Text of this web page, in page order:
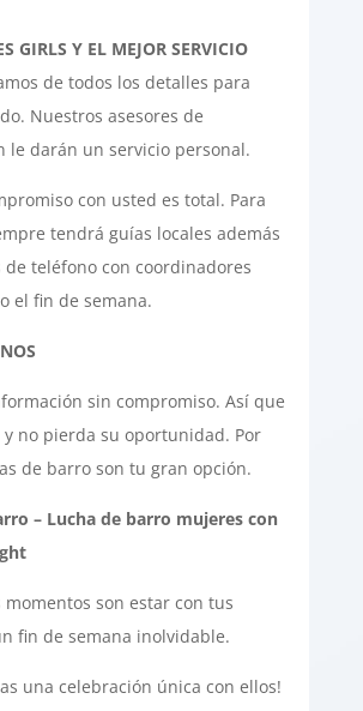
GIRLS Y EL MEJOR SERVICIO
de todos los detalles para
Nuestros asesores de
le darán un servicio personal.
con usted es total. Para
tendrá guías locales además
teléfono con coordinadores
el fin de semana.
sin compromiso. Así que
y no pierda su oportunidad. Por
de barro son tu gran opción.
– Lucha de barro mujeres con
momentos son estar con tus
fin de semana inolvidable.
una celebración única con ellos!